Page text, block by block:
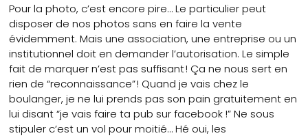
Pour la photo, c’est encore pire… Le particulier peut
disposer de nos photos sans en faire la vente
évidemment. Mais une association, une entreprise ou un
institutionnel doit en demander l’autorisation. Le simple
fait de marquer n’est pas suffisant ! Ça ne nous sert en
rien de “reconnaissance” ! Quand je vais chez le
boulanger, je ne lui prends pas son pain gratuitement en
lui disant “je vais faire ta pub sur facebook !” Ne sous
stipuler c’est un vol pour moitié… Hé oui, les